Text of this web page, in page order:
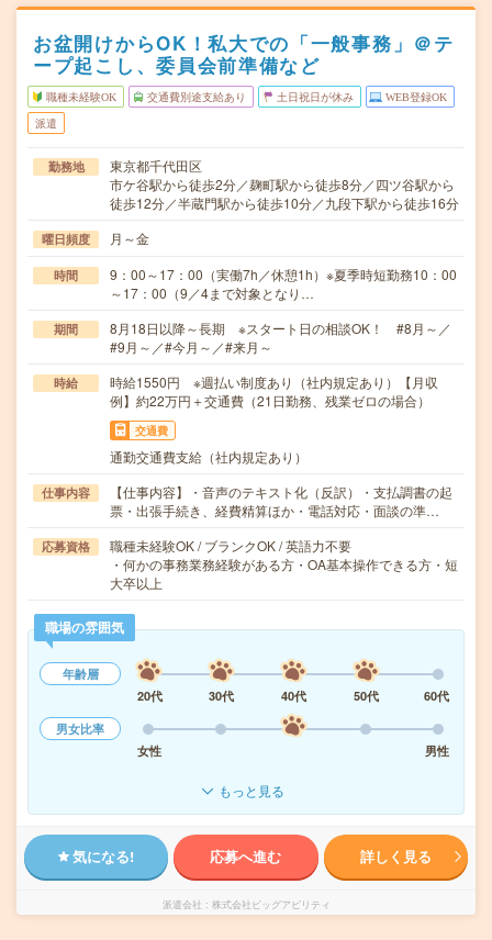
お盆開けからOK！私大での「一般事務」＠テ
ープ起こし、委員会前準備など
職種未経験OK 交通費別途支給あり 土日祝日が休み WEB登録OK
派遣
勤務地
東京都千代田区
市ケ谷駅から徒歩2分／麹町駅から徒歩8分／四ツ谷駅から
徒歩12分／半蔵門駅から徒歩10分／九段下駅から徒歩16分
曜日頻度 月～金
時間
9：00～17：00（実働7h／休憩1h）※夏季時短勤務10：00
～17：00（9／4まで対象となり…
期間
8月18日以降～長期 ※スタート日の相談OK！ #8月～／
#9月～／#今月～／#来月～
時給
時給1550円 ※週払い制度あり（社内規定あり）【月収
例】約22万円＋交通費（21日勤務、残業ゼロの場合）
交通費
通勤交通費支給（社内規定あり）
仕事内容
【仕事内容】・音声のテキスト化（反訳）・支払調書の起
票・出張手続き、経費精算ほか・電話対応・面談の準…
応募資格
職種未経験OK / ブランクOK / 英語力不要
・何かの事務業務経験がある方・OA基本操作できる方・短
大卒以上
職場の雰囲気
年齢層
20代
30代 40代 50代
60代
男女比率
女性
男性
もっと見る
気になる! 応募へ進む 詳しく見る
派遣会社 株式会社ビッグアビリティ